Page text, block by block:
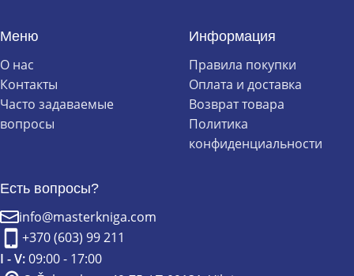
Меню
О нас
Контакты
Часто задаваемые
вопросы
Информация
Правила покупки
Оплата и доставка
Возврат товара
Политика
конфиденциальности
Есть вопросы?
info@masterkniga.com
+370 (603) 99 211
I - V:09:00 - 17:00